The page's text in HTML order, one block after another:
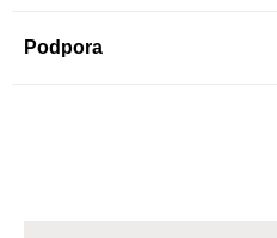
Podpora